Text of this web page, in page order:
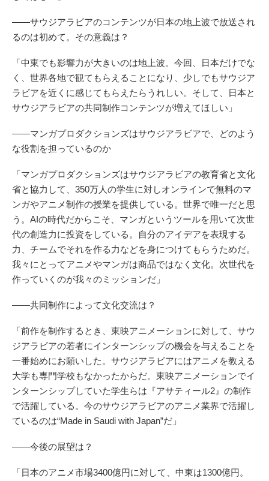
――サウジアラビアのコンテンツが日本の地上波で放送され
るのは初めて。その意義は？
「中東でも影響力が大きいのは地上波。今回、日本だけでな
く、世界各地で観てもらえることになり、少しでもサウジア
ラビアを近くに感じてもらえたらうれしい。そして、日本と
サウジアラビアの共同制作コンテンツが増えてほしい」
――マンガプロダクションズはサウジアラビアで、どのよう
な役割を担っているのか
「マンガプロダクションズはサウジアラビアの教育省と文化
省と協力して、350万人の学生に対しオンラインで無料のマ
ンガやアニメ制作の授業を提供している。世界で唯一だと思
う。AIの時代だからこそ、マンガというツールを用いて次世
代の創造力に投資をしている。自分のアイデアを表現する
力、チームでそれを作る力などを身につけてもらうためだ。
我々にとってアニメやマンガは商品ではなく文化。次世代を
作っていくのが我々のミッションだ」
――共同制作によって文化交流は？
「前作を制作するとき、東映アニメーションに対して、サウ
ジアラビアの若者にインターンシップの機会を与えることを
一番始めにお願いした。サウジアラビアにはアニメを教える
大学も専門学校もなかったからだ。東映アニメーションでイ
ンターンシップしていた学生らは『アサティール2』の制作
で活躍している。今のサウジアラビアのアニメ業界で活躍し
ているのは“Made in Saudi with Japan”だ」
――今後の展望は？
「日本のアニメ市場3400億円に対して、中東は1300億円。